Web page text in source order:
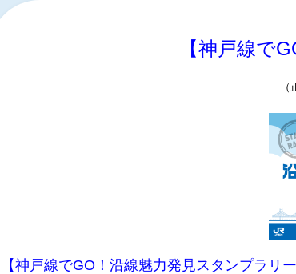
【神戸線で
【神戸線でGO！沿線魅力発見スタンプラ